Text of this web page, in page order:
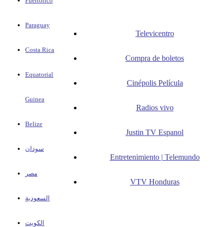
Paraguay
Costa Rica
Equatorial
Guinea
Belize
سودان
مصر
السعودية
الكويت
Televicentro
Compra de boletos
Cinépolis Película
Radios vivo
Justin TV Espanol
Entretenimiento | Telemundo
VTV Honduras